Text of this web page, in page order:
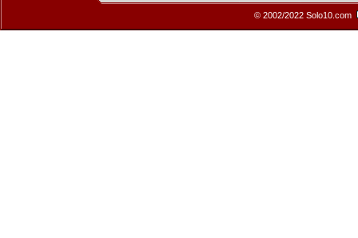
© 2002/2022 Solo10.com